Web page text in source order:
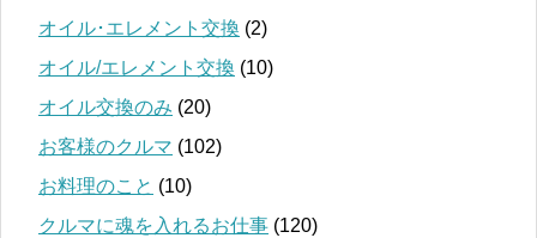
オイル･エレメント交換 (2)
オイル/エレメント交換 (10)
オイル交換のみ (20)
お客様のクルマ (102)
お料理のこと (10)
クルマに魂を入れるお仕事 (120)